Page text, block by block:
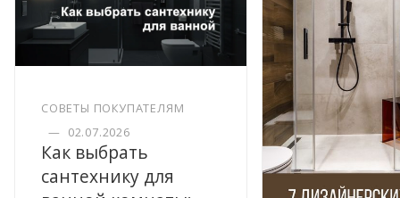
СОВЕТЫ ПОКУПАТЕЛЯМ
— 02.07.2026
Как выбрать
сантехнику для